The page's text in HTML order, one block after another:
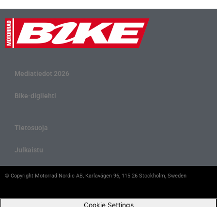
Mediatiedot 2026
Bike-digilehti
Tietosuoja
Julkaistu
© Copyright Motorrad Nordic AB, Karlavägen 96, 115 26 Stockholm, Sweden
Cookie Settings